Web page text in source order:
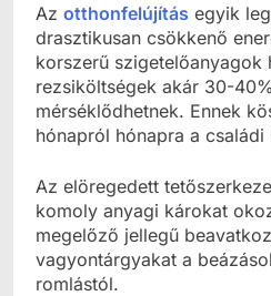
Az otthonfelújítás egyik
drasztikusan csökkenő
korszerű szigetelőanyagok
rezsiköltségek akár 30-
mérséklődhetnek. Ennek
hónapról hónapra a
Az elöregedett
komoly anyagi károkat
megelőző jellegű
vagyontárgyakat a
romlástól.